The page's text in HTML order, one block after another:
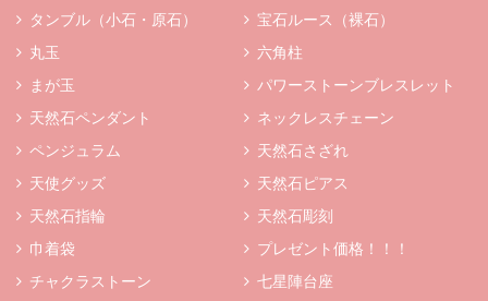
タンブル（小石・原石）
宝石ルース（裸石）
丸玉
六角柱
まが玉
パワーストーンブレスレット
天然石ペンダント
ネックレスチェーン
ペンジュラム
天然石さざれ
天使グッズ
天然石ピアス
天然石指輪
天然石彫刻
巾着袋
プレゼント価格！！！
チャクラストーン
七星陣台座